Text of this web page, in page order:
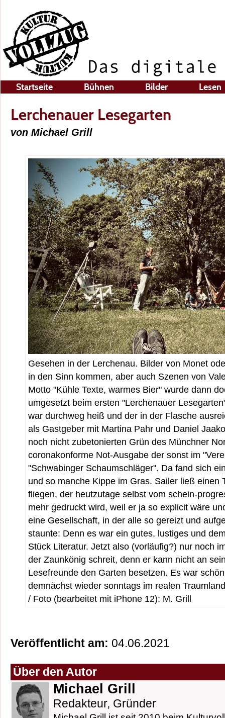
Startseite Bühnen Bilder Lesen
Lerchenauer Lesegarten
von Michael Grill
Gesehen in der Lerchenau. Bilder von Monet
in den Sinn kommen, aber auch Szenen von
Motto "Kühle Texte, warmes Bier" wurde dann
umgesetzt beim ersten "Lerchenauer
war durchweg heiß und der in der Flasche
als Gastgeber mit Martina Pahr und Daniel
noch nicht zubetonierten Grün des Münchner
coronakonforme Not-Ausgabe der sonst im
"Schwabinger Schaumschläger". Da fand sich
und so manche Kippe im Gras. Sailer ließ einen
fliegen, der heutzutage selbst vom schein-
mehr gedruckt wird, weil er ja so explicit wäre
eine Gesellschaft, in der alle so gereizt und
staunte: Denn es war ein gutes, lustiges und
Stück Literatur. Jetzt also (vorläufig?) nur noch
der Zaunkönig schreit, denn er kann nicht an
Lesefreunde den Garten besetzen. Es war
demnächst wieder sonntags im realen
/ Foto (bearbeitet mit iPhone 12): M. Grill
Veröffentlicht am: 04.06.2021
Über den Autor
Michael Grill
Redakteur, Gründer